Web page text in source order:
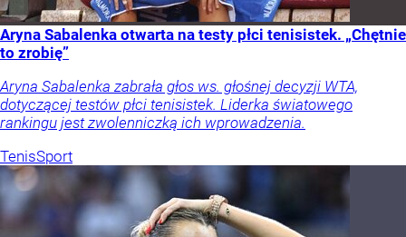
Aryna Sabalenka otwarta na testy płci tenisistek. „Chętnie
to zrobię”
Aryna Sabalenka zabrała głos ws. głośnej decyzji WTA,
dotyczącej testów płci tenisistek. Liderka światowego
rankingu jest zwolenniczką ich wprowadzenia.
TenisSport